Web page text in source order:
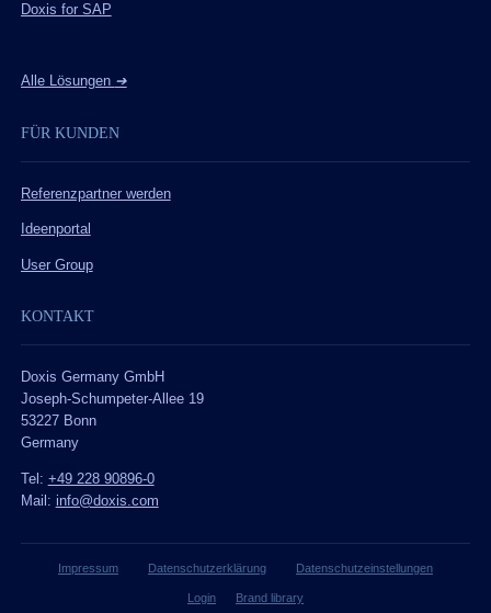
Doxis for SAP
Alle Lösungen ➔
FÜR KUNDEN
Referenzpartner werden
Ideenportal
User Group
KONTAKT
Doxis Germany GmbH
Joseph-Schumpeter-Allee 19
53227 Bonn
Germany
Tel: +49 228 90896-0
Mail: info@doxis.com
Impressum Datenschutzerklärung Datenschutzeinstellungen
Login Brand library